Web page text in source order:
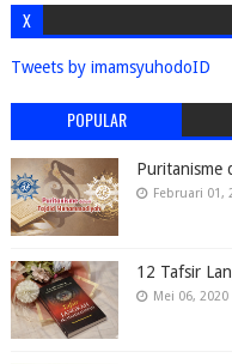
X
Tweets by imamsyuhodoID
POPULAR
Puritanisme
Februari 01,
12 Tafsir
Mei 06, 2020